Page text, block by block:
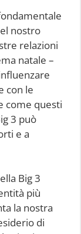
nostro
relazioni
natale –
con le
come questi
3 può
e a
Big 3
più
la nostra
di